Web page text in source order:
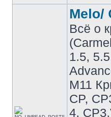
Melo/
Всё о
1.5,
M11
CP,
4,